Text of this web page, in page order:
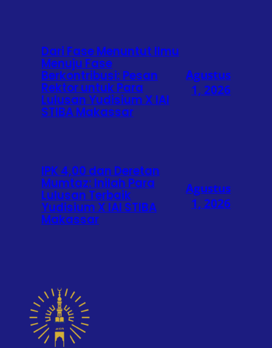
Dari Fase Menuntut Ilmu
Menuju Fase
Berkontribusi: Pesan
Rektor untuk Para
Lulusan Yudisium X IAI
STIBA Makassar
Agustus
1, 2026
IPK 4,00 dan Deretan
Mumtaz: Inilah Para
Lulusan Terbaik
Yudisium X IAI STIBA
Makassar
Agustus
1, 2026